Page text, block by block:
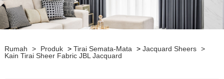
Rumah > Produk > Tirai Semata-Mata > Jacquard Sheers >
Kain Tirai Sheer Fabric JBL Jacquard